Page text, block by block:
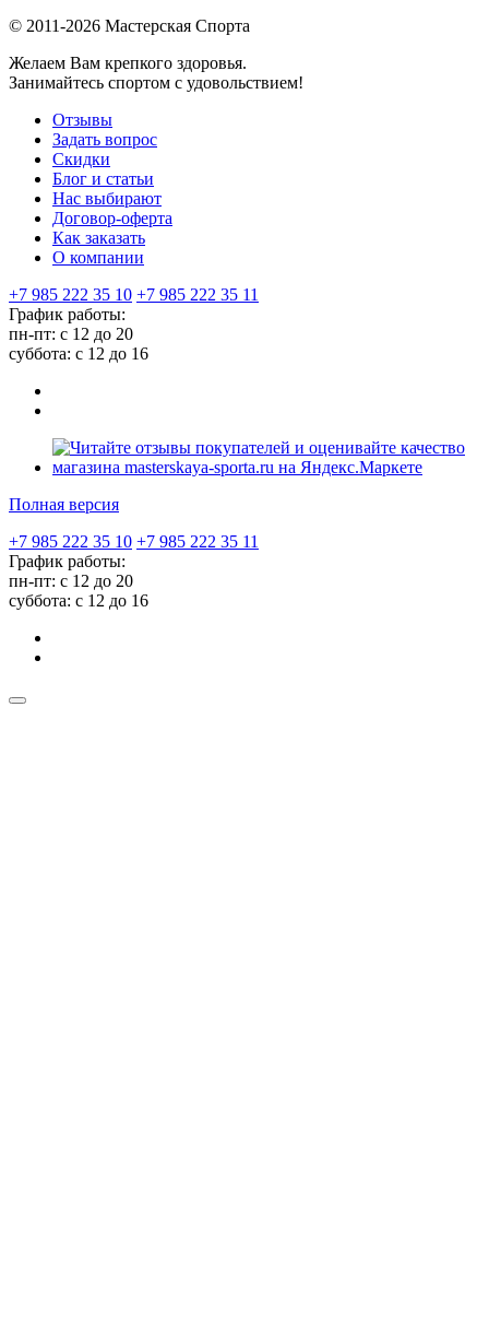
© 2011-2026 Мастерская Спорта
Желаем Вам крепкого здоровья.
Занимайтесь спортом с удовольствием!
Отзывы
Задать вопрос
Скидки
Блог и статьи
Нас выбирают
Договор-оферта
Как заказать
О компании
+7 985 222 35 10 +7 985 222 35 11
График работы:
пн-пт: с 12 до 20
суббота: c 12 до 16
Полная версия
+7 985 222 35 10 +7 985 222 35 11
График работы:
пн-пт: с 12 до 20
суббота: c 12 до 16